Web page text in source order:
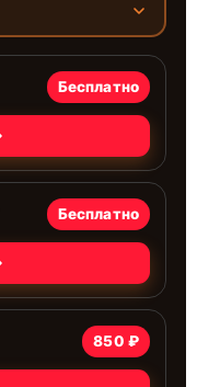
Бесплатно
Бесплатно
850 ₽